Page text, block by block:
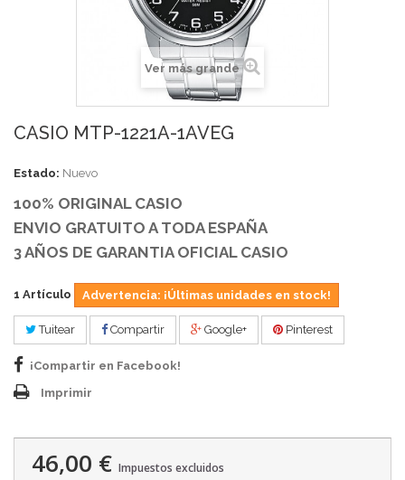
Ver más grande
CASIO MTP-1221A-1AVEG
Estado: Nuevo
100% ORIGINAL CASIO
ENVIO GRATUITO A TODA ESPAÑA
3 AÑOS DE GARANTIA OFICIAL CASIO
1 Artículo Advertencia: ¡Últimas unidades en stock!
Tuitear Compartir Google+ Pinterest
¡Compartir en Facebook!
Imprimir
46,00 € Impuestos excluidos